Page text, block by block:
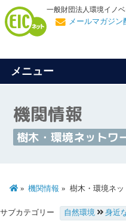
一般財団法人環境イノ
メールマガジン
メニュー
機関情報
樹木・環境ネットワ
機関情報 樹木・環境ネ
サブカテゴリー 自然環境 身近